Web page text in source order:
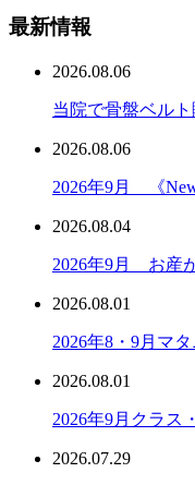
最新情報
2026.08.06
当院で骨盤ベル
2026.08.06
2026年9月 《
2026.08.04
2026年9月 お産
2026.08.01
2026年8・9月マ
2026.08.01
2026年9月クラス
2026.07.29